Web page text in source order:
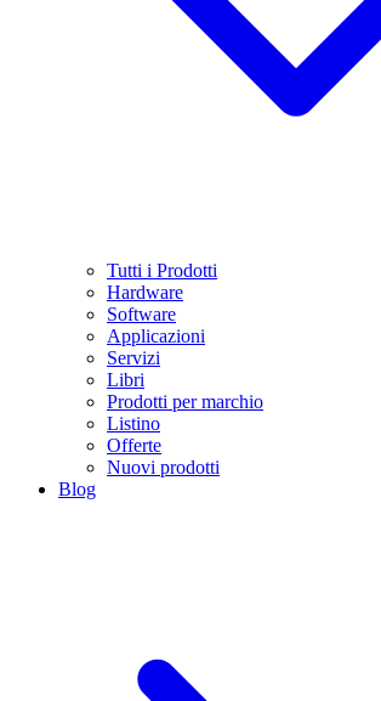
Tutti i Prodotti
Hardware
Software
Applicazioni
Servizi
Libri
Prodotti per marchio
Listino
Offerte
Nuovi prodotti
Blog